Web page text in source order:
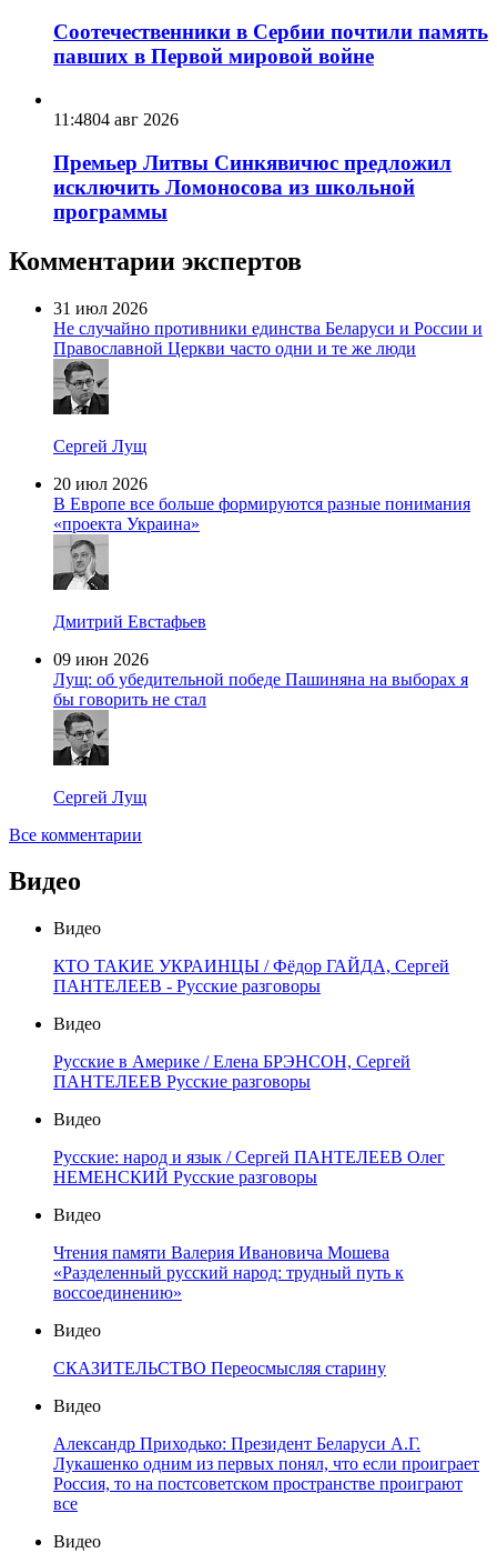
Соотечественники в Сербии почтили память
павших в Первой мировой войне
11:4804 авг 2026
Премьер Литвы Синкявичюс предложил
исключить Ломоносова из школьной
программы
Комментарии экспертов
31 июл 2026
Не случайно противники единства Беларуси и России и
Православной Церкви часто одни и те же люди
Сергей Лущ
20 июл 2026
В Европе все больше формируются разные понимания
«проекта Украина»
Дмитрий Евстафьев
09 июн 2026
Лущ: об убедительной победе Пашиняна на выборах я
бы говорить не стал
Сергей Лущ
Все комментарии
Видео
Видео
КТО ТАКИЕ УКРАИНЦЫ / Фёдор ГАЙДА, Сергей
ПАНТЕЛЕЕВ - Русские разговоры
Видео
Русские в Америке / Елена БРЭНСОН, Сергей
ПАНТЕЛЕЕВ Русские разговоры
Видео
Русские: народ и язык / Сергей ПАНТЕЛЕЕВ Олег
НЕМЕНСКИЙ Русские разговоры
Видео
Чтения памяти Валерия Ивановича Мошева
«Разделенный русский народ: трудный путь к
воссоединению»
Видео
СКАЗИТЕЛЬСТВО Переосмысляя старину
Видео
Александр Приходько: Президент Беларуси А.Г.
Лукашенко одним из первых понял, что если проиграет
Россия, то на постсоветском пространстве проиграют
все
Видео